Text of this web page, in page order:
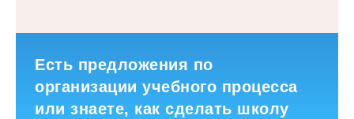
Есть предложения по
организации учебного процесса
или знаете, как сделать школу